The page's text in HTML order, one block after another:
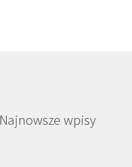
Najnowsze wpisy